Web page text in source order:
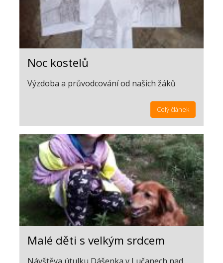
Noc kostelů
Výzdoba a průvodcování od našich žáků
Celý článek
Malé děti s velkým srdcem